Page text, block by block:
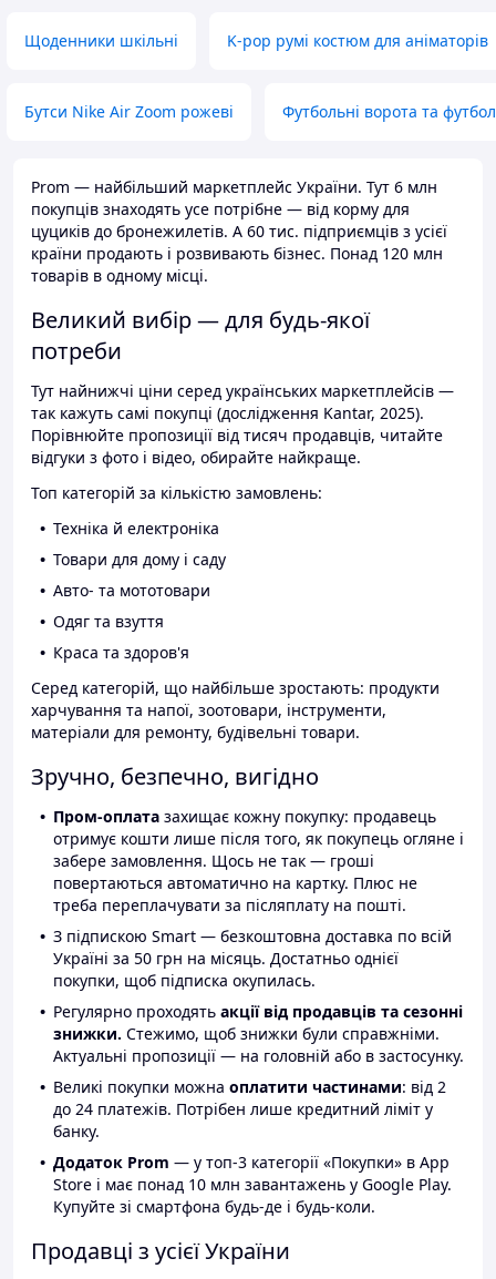
Щоденники шкільні K-pop румі костюм для аніматорів
Бутси Nike Air Zoom рожеві Футбольні ворота та
Prom — найбільший маркетплейс України. Тут 6 млн
покупців знаходять усе потрібне — від корму для
цуциків до бронежилетів. А 60 тис. підприємців з усієї
країни продають і розвивають бізнес. Понад 120 млн
товарів в одному місці.
Великий вибір — для будь-якої
потреби
Тут найнижчі ціни серед українських маркетплейсів —
так кажуть самі покупці (дослідження Kantar, 2025).
Порівнюйте пропозиції від тисяч продавців, читайте
відгуки з фото і відео, обирайте найкраще.
Топ категорій за кількістю замовлень:
Техніка й електроніка
Товари для дому і саду
Авто- та мототовари
Одяг та взуття
Краса та здоров'я
Серед категорій, що найбільше зростають: продукти
харчування та напої, зоотовари, інструменти,
матеріали для ремонту, будівельні товари.
Зручно, безпечно, вигідно
Пром-оплата захищає кожну покупку: продавець
отримує кошти лише після того, як покупець огляне і
забере замовлення. Щось не так — гроші
повертаються автоматично на картку. Плюс не
треба переплачувати за післяплату на пошті.
З підпискою Smart — безкоштовна доставка по всій
Україні за 50 грн на місяць. Достатньо однієї
покупки, щоб підписка окупилась.
Регулярно проходять акції від продавців та сезонні
знижки. Стежимо, щоб знижки були справжніми.
Актуальні пропозиції — на головній або в застосунку.
Великі покупки можна оплатити частинами: від 2
до 24 платежів. Потрібен лише кредитний ліміт у
банку.
Додаток Prom — у топ-3 категорії «Покупки» в App
Store і має понад 10 млн завантажень у Google Play.
Купуйте зі смартфона будь-де і будь-коли.
Продавці з усієї України